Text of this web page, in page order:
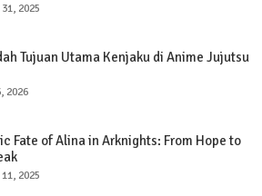
2025
Tujuan Utama Kenjaku di Anime Jujutsu
2026
Fate of Alina in Arknights: From Hope to
2025